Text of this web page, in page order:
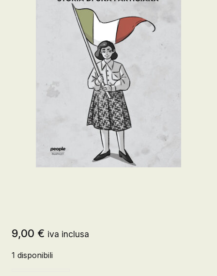
9,00 € iva inclusa
1 disponibili